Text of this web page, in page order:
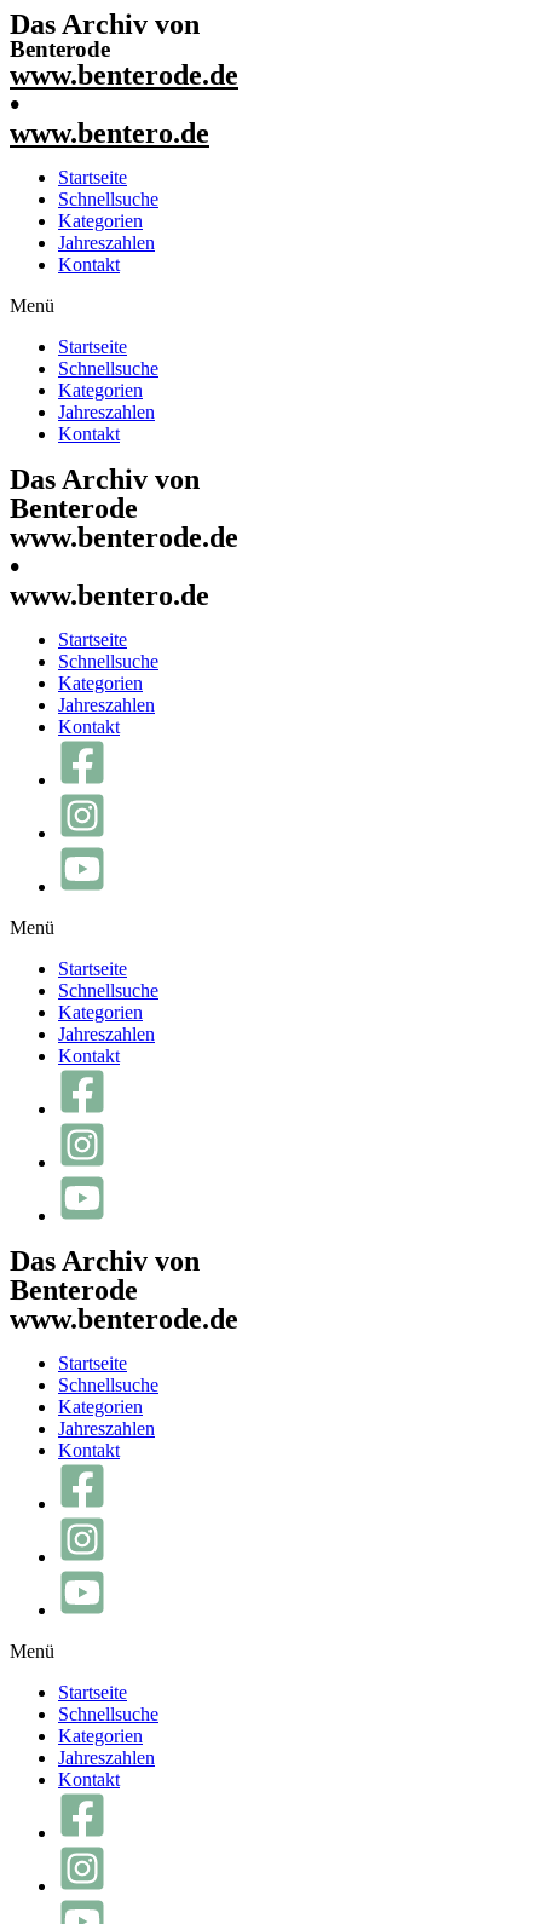
Das Archiv von
Benterode
www.benterode.de
•
www.bentero.de
Startseite
Schnellsuche
Kategorien
Jahreszahlen
Kontakt
Menü
Startseite
Schnellsuche
Kategorien
Jahreszahlen
Kontakt
Das Archiv von
Benterode
www.benterode.de
•
www.bentero.de
Startseite
Schnellsuche
Kategorien
Jahreszahlen
Kontakt
Menü
Startseite
Schnellsuche
Kategorien
Jahreszahlen
Kontakt
Das Archiv von
Benterode
www.benterode.de
Startseite
Schnellsuche
Kategorien
Jahreszahlen
Kontakt
Menü
Startseite
Schnellsuche
Kategorien
Jahreszahlen
Kontakt